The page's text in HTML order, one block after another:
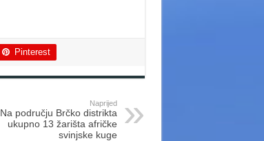
Pinterest
Naprijed
Na području Brčko distrikta
ukupno 13 žarišta afričke
svinjske kuge